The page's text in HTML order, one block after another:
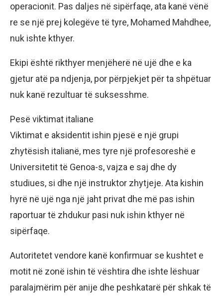
operacionit. Pas daljes në sipërfaqe, ata kanë vënë
re se një prej kolegëve të tyre, Mohamed Mahdhee,
nuk ishte kthyer.
Ekipi është rikthyer menjëherë në ujë dhe e ka
gjetur atë pa ndjenja, por përpjekjet për ta shpëtuar
nuk kanë rezultuar të suksesshme.
Pesë viktimat italiane
Viktimat e aksidentit ishin pjesë e një grupi
zhytësish italianë, mes tyre një profesoreshë e
Universitetit të Genoa-s, vajza e saj dhe dy
studiues, si dhe një instruktor zhytjeje. Ata kishin
hyrë në ujë nga një jaht privat dhe më pas ishin
raportuar të zhdukur pasi nuk ishin kthyer në
sipërfaqe.
Autoritetet vendore kanë konfirmuar se kushtet e
motit në zonë ishin të vështira dhe ishte lëshuar
paralajmërim për anije dhe peshkatarë për shkak të